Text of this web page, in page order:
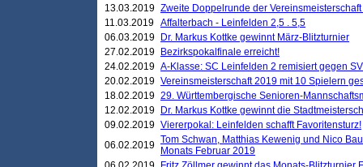
13.03.2019 Zweite Doppelrunde der
11.03.2019 Affalterbach - Leinfelden 2,5 . 5,5
06.03.2019
Dr. Markus Kottke gewinnt März-Blitzturnier
27.02.2019
Bezirkspokalfinale erreicht!
24.02.2019 A-Klasse: SC Leinfelden 2 remisiert gegen
20.02.2019 Vereinsmeisterschaft 2019 mit 10 Spielern
18.02.2019 29. Württembergische Senioren-
12.02.2019
Dr. Markus Kottke gewinnt die
09.02.2019 Viererpokal: Leinfelden schafft Favoritensturz!
06.02.2019 Tom Schwan, Matthias Kewenig und Nico
Monats Februar 2019